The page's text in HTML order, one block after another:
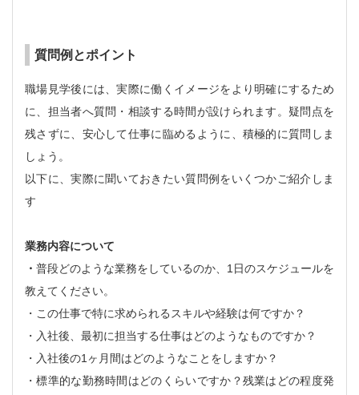
質問例とポイント
職場見学後には、実際に働くイメージをより明確にするため
に、担当者へ質問・相談する時間が設けられます。疑問点を
残さずに、安心して仕事に臨めるように、積極的に質問しま
しょう。
以下に、実際に聞いておきたい質問例をいくつかご紹介しま
す
業務内容について
・ 普段どのような業務をしているのか、1日のスケジュールを
教えてください。
・この仕事で特に求められるスキルや経験は何ですか？
・入社後、最初に担当する仕事はどのようなものですか？
・入社後の1ヶ月間はどのようなことをしますか？
・標準的な勤務時間はどのくらいですか？残業はどの程度発